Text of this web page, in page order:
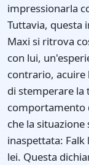
impressionarla
Tuttavia, questa
Maxi si ritrova
con lui,
contrario, acuire
di stemperare la
comportamento
che la
inaspettata: Falk
lei. Questa